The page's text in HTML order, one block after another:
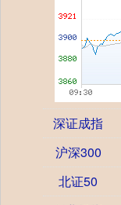
深证成指
沪深300
北证50